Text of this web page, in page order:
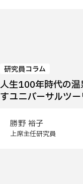
研究員コラム
人生100年時代の
すユニバーサルツ
勝野 裕子
上席主任研究員